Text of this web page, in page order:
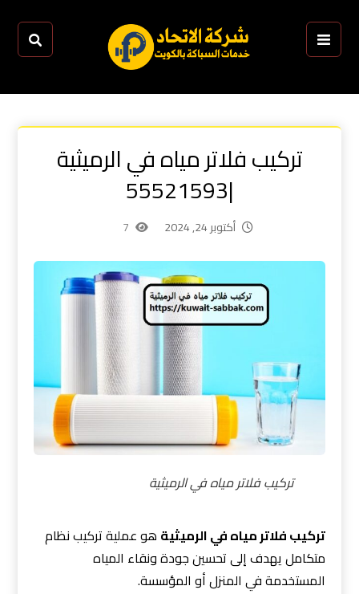
تركيب فلاتر مياه في الرميثية
|55521593
أكتوبر 24, 2024 7
تركيب فلاتر مياه في الرميثية
تركيب فلاتر مياه في الرميثية هو عملية تركيب نظام
متكامل يهدف إلى تحسين جودة ونقاء المياه
المستخدمة في المنزل أو المؤسسة.